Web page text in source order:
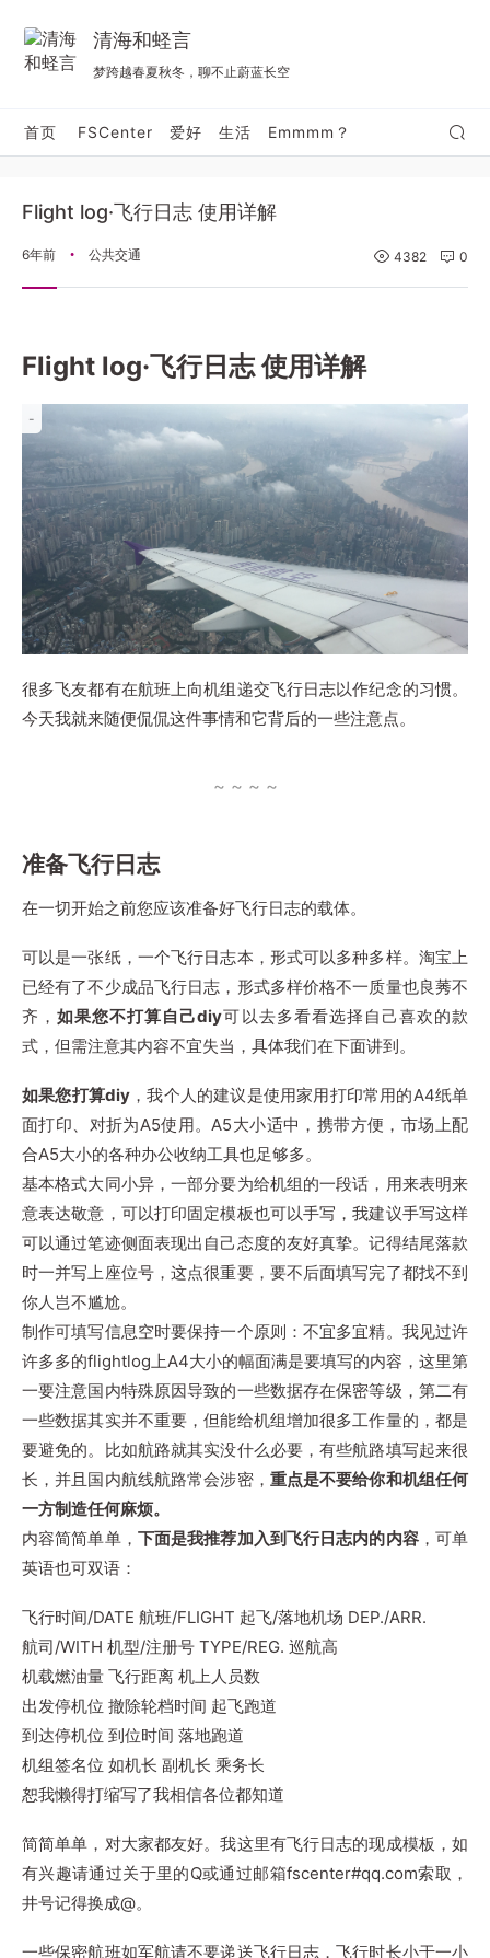
清海和蛏言
梦跨越春夏秋冬，聊不止蔚蓝长空
首页 FSCenter 爱好 生活 Emmmm？
Flight log·飞行日志 使用详解
6年前 • 公共交通 4382 0
Flight log·飞行日志 使用详解
-
很多飞友都有在航班上向机组递交飞行日志以作纪念的习惯。
今天我就来随便侃侃这件事情和它背后的一些注意点。
准备飞行日志
在一切开始之前您应该准备好飞行日志的载体。
可以是一张纸，一个飞行日志本，形式可以多种多样。淘宝上
已经有了不少成品飞行日志，形式多样价格不一质量也良莠不
齐，如果您不打算自己diy可以去多看看选择自己喜欢的款
式，但需注意其内容不宜失当，具体我们在下面讲到。
如果您打算diy ，我个人的建议是使用家用打印常用的A4纸单
面打印、对折为A5使用。A5大小适中，携带方便，市场上配
合A5大小的各种办公收纳工具也足够多。
基本格式大同小异，一部分要为给机组的一段话，用来表明来
意表达敬意，可以打印固定模板也可以手写，我建议手写这样
可以通过笔迹侧面表现出自己态度的友好真挚。记得结尾落款
时一并写上座位号，这点很重要，要不后面填写完了都找不到
你人岂不尴尬。
制作可填写信息空时要保持一个原则：不宜多宜精。我见过许
许多多的flightlog上A4大小的幅面满是要填写的内容，这里第
一要注意国内特殊原因导致的一些数据存在保密等级，第二有
一些数据其实并不重要，但能给机组增加很多工作量的，都是
要避免的。比如航路就其实没什么必要，有些航路填写起来很
长，并且国内航线航路常会涉密， 重点是不要给你和机组任何
一方制造任何麻烦。
内容简简单单， 下面是我推荐加入到飞行日志内的内容，可单
英语也可双语：
飞行时间/DATE 航班/FLIGHT 起飞/落地机场 DEP./ARR.
航司/WITH 机型/注册号 TYPE/REG. 巡航高
机载燃油量 飞行距离 机上人员数
出发停机位 撤除轮档时间 起飞跑道
到达停机位 到位时间 落地跑道
机组签名位 如机长 副机长 乘务长
恕我懒得打缩写了我相信各位都知道
简简单单，对大家都友好。我这里有飞行日志的现成模板，如
有兴趣请通过关于里的Q或通过邮箱fscenter#qq.com索取，
井号记得换成@。
一些保密航班如军航请不要递送飞行日志，飞行时长小于一小